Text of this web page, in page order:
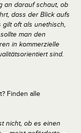
an darauf schaut, ob
dass der Blick aufs
oft als unethisch,
man den
in kommerzielle
sind.
Finden alle
nicht, ob es einen